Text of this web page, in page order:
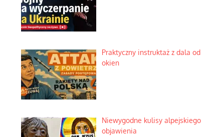
Praktyczny instruktaż z dala od
okien
Niewygodne kulisy alpejskiego
objawienia